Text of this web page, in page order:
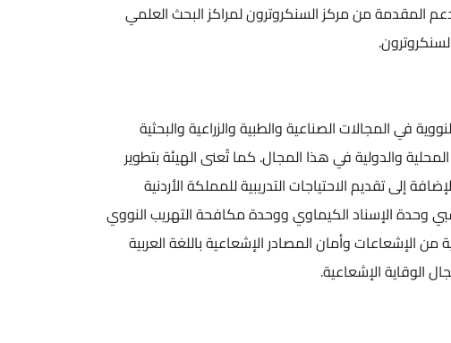
السنكروترون لمراكز البحث العلمي
والطبية والزراعية والبحثية
المجال. كما تُعنى الهيئة بتطوير
التدريبية للمملكة الأردنية
ووحدة مكافحة التهريب النووي
المصادر الإشعاعية باللغة العربية